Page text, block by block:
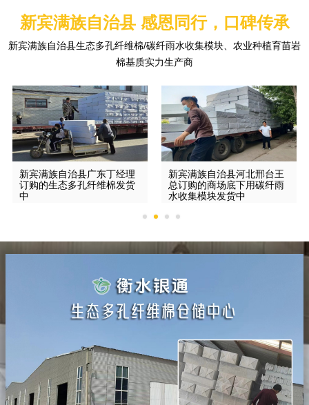
新宾满族自治县 感恩同行，口碑传承
新宾满族自治县生态多孔纤维棉/碳纤雨水收集模块、农业种植育苗岩
棉基质实力生产商
新宾满族自治县广东丁经理
订购的生态多孔纤维棉发货
中
新宾满族自治县河北邢台王
总订购的商场底下用碳纤雨
水收集模块发货中